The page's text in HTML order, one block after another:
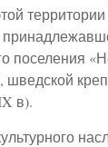
поселения
в).